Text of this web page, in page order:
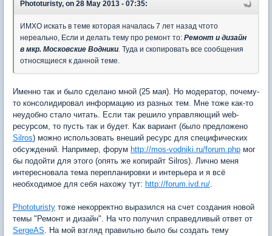
Phototuristy, on 28 May 2013 - 07:35:
ИМХО искать в теме которая началась 7 лет назад чтото
нереально, Если и делать тему про ремонт то: Ремонт и дизайн
в мкр. Московские Водники. Туда и скопировать все сообщения
относящиеся к данной теме.
Именно так и было сделано мной (25 мая). Но модератор, почему-
то консолидировал информацию из разных тем. Мне тоже как-то
неудобно стало читать. Если так решило управляющий web-
ресурсом, то пусть так и будет. Как вариант (было предложено
Silros) можно использовать внеший ресурс для специфических
обсуждений. Например, форум http://mos-vodniki.ru/forum.php мог
бы подойти для этого (опять же копирайт Silros). Лично меня
интересновала тема перепланировки и интерьера и я всё
необходимое для себя нахожу тут: http://forum.ivd.ru/.
Phototuristy тоже некорректно выразился на счет создания новой
темы "Ремонт и дизайн". На что получил справедливый ответ от
SergeAS. На мой взгляд правильно было бы создать тему